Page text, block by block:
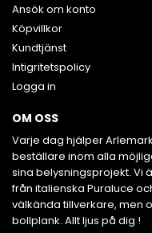
Ansök om konto
Köpvillkor
Kundtjänst
Intigritetspolicy
Logga in
OM OSS
Varje dag hjälper
beställare inom alla
sina belysningsprojekt. Vi
från italienska Puraluce
välkända tillverkare, men
bollplank. Allt ljus på dig !